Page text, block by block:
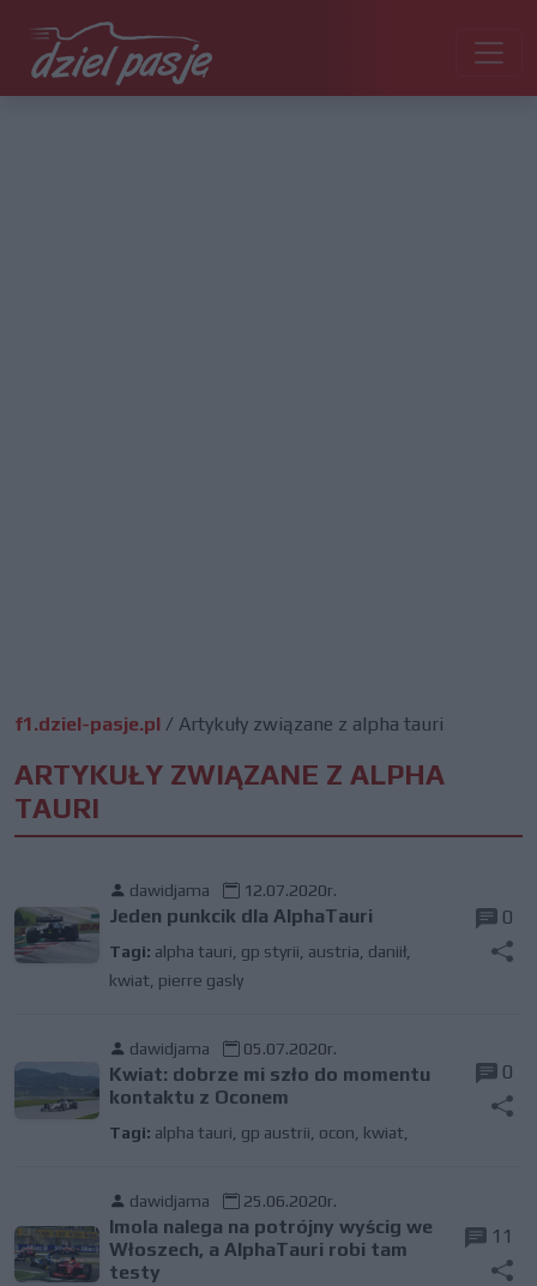
f1.dziel-pasje.pl / Artykuły związane z alpha tauri
ARTYKUŁY ZWIĄZANE Z ALPHA
TAURI
dawidjama 12.07.2020r.
Jeden punkcik dla AlphaTauri
Tagi: alpha tauri gp styrii austria daniił,
kwiat pierre gasly
0
dawidjama 05.07.2020r.
Kwiat: dobrze mi szło do momentu
kontaktu z Oconem
Tagi: alpha tauri gp austrii ocon kwiat,
0
dawidjama 25.06.2020r.
Imola nalega na potrójny wyścig we
Włoszech, a AlphaTauri robi tam
testy
11